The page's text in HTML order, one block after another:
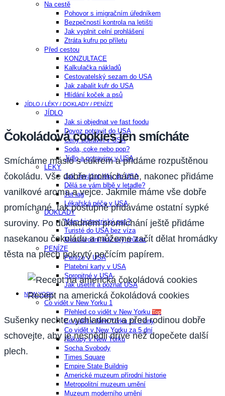
Na cestě
Pohovor s imigračním úředníkem
Bezpečností kontrola na letišti
Jak vyplnit celní prohlášení
Ztráta kufru po příletu
Před cestou
KONZULTACE
Kalkulačka nákladů
Cestovatelský sezam do USA
Jak zabalit kufr do USA
Hlídání koček a psů
JÍDLO / LÉKY / DOKLADY / PENÍZE
JÍDLO
Jak si objednat ve fast foodu
Dovoz potravit do USA
Ceny potravin v USA
Soda, coke nebo pop?
Jídlo a potraviny v USA
LÉKY
Jak dovážet léky do USA
Dělá se vám blbě v letadle?
Jet-lag
Lékařská péče v USA
DOKLADY
Mám biometrický pas?
Turisté do USA bez víza
Mezinárodní řidičský průkaz
PENÍZE
Peníze v USA
Platební karty v USA
Spropitné v USA
Jak ušetřit a poznat USA
NEW YORK
Co vidět v New Yorku 1
Přehled co vidět v New Yorku Top
Co vidět v New Yorku za 3 dny
Co vidět v New Yorku za 5 dní
Nákupy v New Yorku
Socha Svobody
Times Square
Empire State Buildnig
Americké muzeum přírodní historie
Metropolitní muzeum umění
Muzeum moderního umění
Čokoládová cookies jen smícháte
Smícháme máslo s cukrem a přidáme rozpuštěnou
čokoládu. Vše dobře promícháme, nakonec přidáme
vanilkové aroma a vejce. Jakmile máme vše dobře
promíchané, tak postupně přidáváme ostatní sypké
suroviny. Po důkladném promíchání ještě přidáme
nasekanou čokoládu a můžeme začít dělat hromádky
těsta na plech pokrytý pečícím papírem.
Recept na americká čokoládová cookies
Sušenky nechte vychladnout a před rodinou dobře
schovejte, aby je nesnědli dříve než dopečete další
plech.